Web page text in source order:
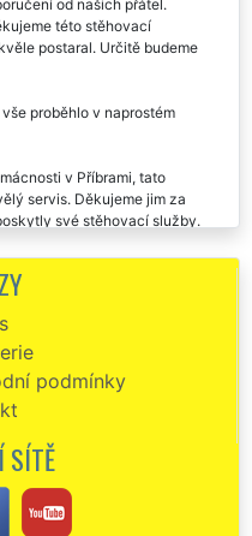
si vybrali pro stěhování naší
od našich přátel.
této stěhovací
postaral. Určitě budeme
proběhlo v naprostém
v Příbrami, tato
servis. Děkujeme jim za
při domlouvání stěhování
skvělé odvedená práce,
při stěhování naší
Výborné vystupování. Za
palec nahoru 👍.
babičky. Zásluhou pánů ze
kompletně hotový za 6
pochválit je za jejich přístup k
podmínky
SÍTĚ